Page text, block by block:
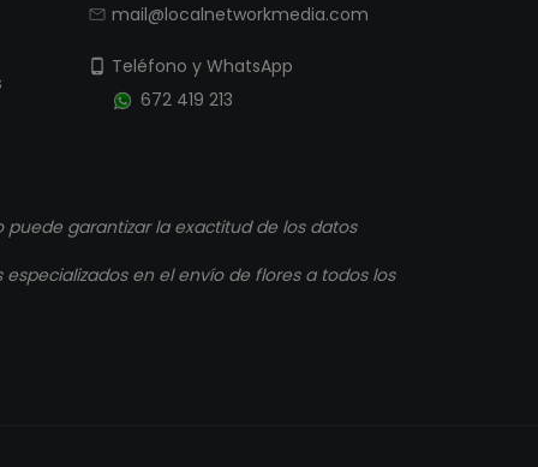
mail@localnetworkmedia.com
Teléfono y WhatsApp
672 419 213
garantizar la exactitud de los datos
en el envío de flores a todos los